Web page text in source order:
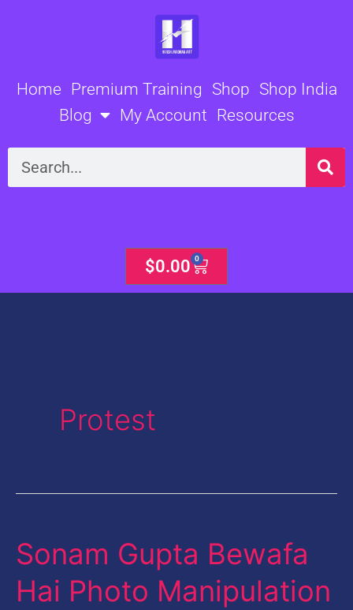
Home Premium Training Shop Shop India
Blog
My Account Resources
Search
$0.00 0
Cart
Protest
Sonam Gupta Bewafa
Hai Photo Manipulation
Sonam
Bewafa